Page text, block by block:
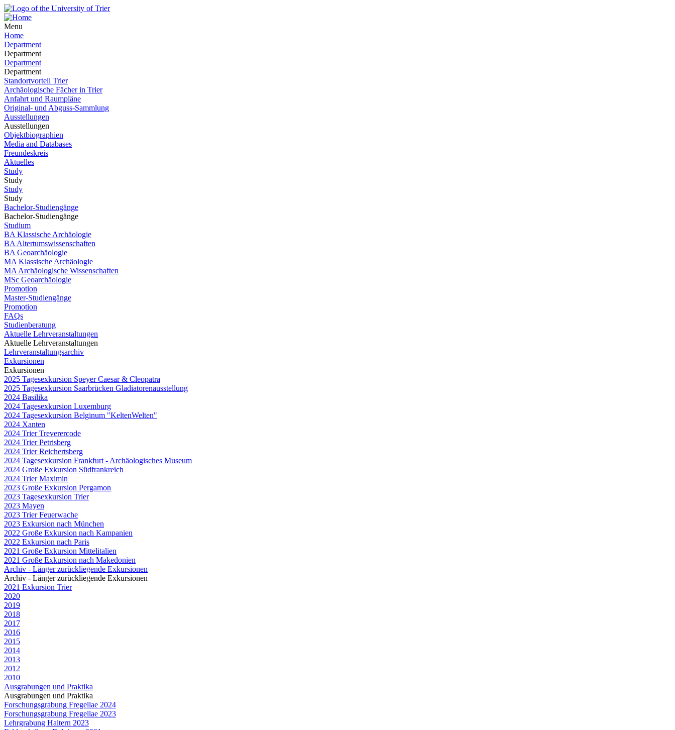
Menu
Home
Department
Department
Department
Department
Standortvorteil Trier
Archäologische Fächer in Trier
Anfahrt und Raumpläne
Original- und Abguss-Sammlung
Ausstellungen
Ausstellungen
Objektbiographien
Media and Databases
Freundeskreis
Aktuelles
Study
Study
Study
Study
Bachelor-Studiengänge
Bachelor-Studiengänge
Studium
BA Klassische Archäologie
BA Altertumswissenschaften
BA Geoarchäologie
MA Klassische Archäologie
MA Archäologische Wissenschaften
MSc Geoarchäologie
Promotion
Master-Studiengänge
Promotion
FAQs
Studienberatung
Aktuelle Lehrveranstaltungen
Aktuelle Lehrveranstaltungen
Lehrveranstaltungsarchiv
Exkursionen
Exkursionen
2025 Tagesexkursion Speyer Caesar & Cleopatra
2025 Tagesexkursion Saarbrücken Gladiatorenausstellung
2024 Basilika
2024 Tagesexkursion Luxemburg
2024 Tagesexkursion Belginum "KeltenWelten"
2024 Xanten
2024 Trier Treverercode
2024 Trier Petrisberg
2024 Trier Reichertsberg
2024 Tagesexkursion Frankfurt - Archäologisches Museum
2024 Große Exkursion Südfrankreich
2024 Trier Maximin
2023 Große Exkursion Pergamon
2023 Tagesexkursion Trier
2023 Mayen
2023 Trier Feuerwache
2023 Exkursion nach München
2022 Große Exkursion nach Kampanien
2022 Exkursion nach Paris
2021 Große Exkursion Mittelitalien
2021 Große Exkursion nach Makedonien
Archiv - Länger zurückliegende Exkursionen
Archiv - Länger zurückliegende Exkursionen
2021 Exkursion Trier
2020
2019
2018
2017
2016
2015
2014
2013
2012
2010
Ausgrabungen und Praktika
Ausgrabungen und Praktika
Forschungsgrabung Fregellae 2024
Forschungsgrabung Fregellae 2023
Lehrgrabung Haltern 2023